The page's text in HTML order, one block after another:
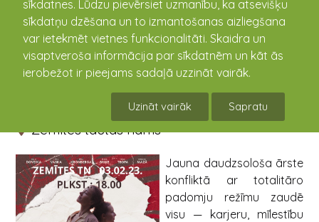
sīkdatnes. Lūdzu pievērsiet uzmanību, ka atsevišķu
sīkdatņu dzēšana un to izmantošanas aizliegšana
var ietekmēt vietnes funkcionalitāti. Skaidra un
visaptveroša informācija par sīkdatnēm un kāt ās
ierobežot ir pieejams sadaļā uzzināt vairāk.
Uzināt vairāk Sapratu
Kino "Mātes Piens"
03.02.2023 18:00 - 19:50
Zemītes tautas nams
Jauna daudzsološa ārste
konfliktā ar totalitāro
padomju režīmu zaudē
visu — karjeru, mīlestību